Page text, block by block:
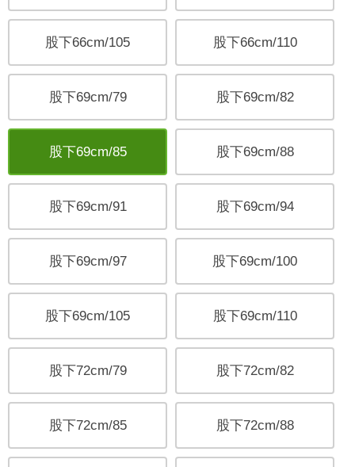
股下66cm/105 股下66cm/110
股下69cm/79 股下69cm/82
股下69cm/85 股下69cm/88
股下69cm/91 股下69cm/94
股下69cm/97 股下69cm/100
股下69cm/105 股下69cm/110
股下72cm/79 股下72cm/82
股下72cm/85 股下72cm/88